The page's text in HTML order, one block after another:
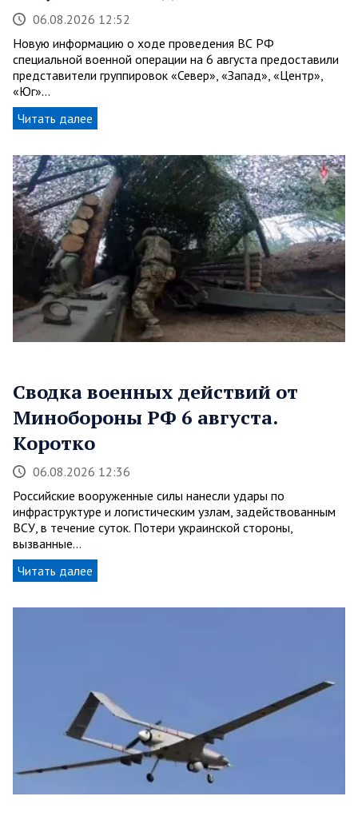
06.08.2026 12:52
Новую информацию о ходе проведения ВС РФ
специальной военной операции на 6 августа предоставили
представители группировок «Север», «Запад», «Центр»,
«Юг»…
Читать далее
Сводка военных действий от
Минобороны РФ 6 августа.
Коротко
06.08.2026 12:36
Российские вооруженные силы нанесли удары по
инфраструктуре и логистическим узлам, задействованным
ВСУ, в течение суток. Потери украинской стороны,
вызванные…
Читать далее